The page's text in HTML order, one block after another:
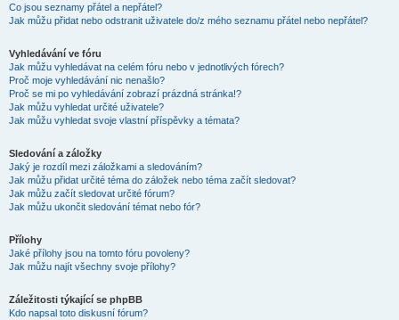
Co jsou seznamy přátel a nepřátel?
Jak můžu přidat nebo odstranit uživatele do/z mého seznamu přátel nebo nepřátel?
Vyhledávání ve fóru
Jak můžu vyhledávat na celém fóru nebo v jednotlivých fórech?
Proč moje vyhledávání nic nenašlo?
Proč se mi po vyhledávání zobrazí prázdná stránka!?
Jak můžu vyhledat určité uživatele?
Jak můžu vyhledat svoje vlastní příspěvky a témata?
Sledování a záložky
Jaký je rozdíl mezi záložkami a sledováním?
Jak můžu přidat určité téma do záložek nebo téma začít sledovat?
Jak můžu začít sledovat určité fórum?
Jak můžu ukončit sledování témat nebo fór?
Přílohy
Jaké přílohy jsou na tomto fóru povoleny?
Jak můžu najít všechny svoje přílohy?
Záležitosti týkající se phpBB
Kdo napsal toto diskusní fórum?